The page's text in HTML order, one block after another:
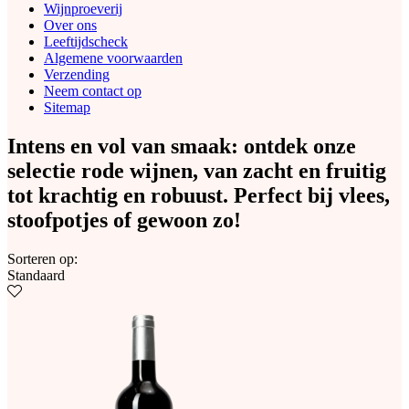
Wijnproeverij
Over ons
Leeftijdscheck
Algemene voorwaarden
Verzending
Neem contact op
Sitemap
Intens en vol van smaak: ontdek onze
selectie rode wijnen, van zacht en fruitig
tot krachtig en robuust. Perfect bij vlees,
stoofpotjes of gewoon zo!
Sorteren op:
Standaard